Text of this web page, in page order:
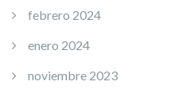
febrero 2024
enero 2024
noviembre 2023